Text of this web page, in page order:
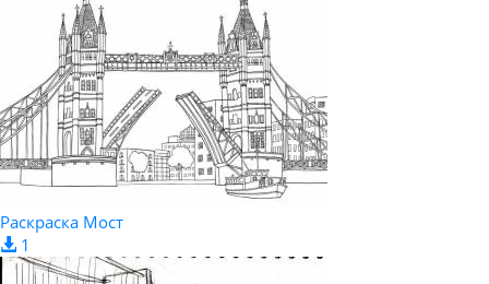
Раскраска Мост
1